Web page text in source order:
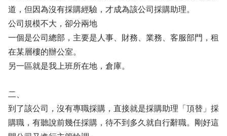
道，但因為沒有採購經驗，才成為該公司採購助理。
公司規模不大，卻分兩地
一個是公司總部，主要是人事、財務、業務、客服部門，租
在某層樓的辦公室。
另一區就是我上班所在地，倉庫。
二、
到了該公司，沒有專職採購，直接就是採購助理「頂替」採
購職，有聽說前幾任採購，待不到多久就自行辭職。剛好這